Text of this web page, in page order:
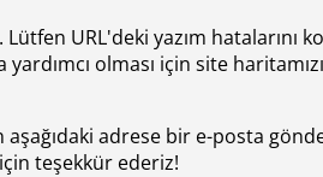
URL'deki yazım hatalarını
yardımcı olması için site haritamızı
adrese bir e-posta
teşekkür ederiz!